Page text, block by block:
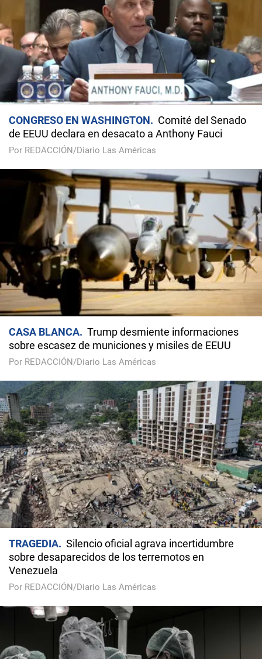
CONGRESO EN WASHINGTON
Comité del Senado
de EEUU declara en desacato a Anthony Fauci
Por REDACCIÓN/Diario Las Américas
CASA BLANCA
Trump desmiente informaciones
sobre escasez de municiones y misiles de EEUU
Por REDACCIÓN/Diario Las Américas
TRAGEDIA
Silencio oficial agrava incertidumbre
sobre desaparecidos de los terremotos en
Venezuela
Por REDACCIÓN/Diario Las Américas